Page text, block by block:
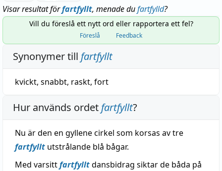
Visar resultat förfartfyllt, menade dufartfylld?
Vill du föreslå ett nytt ord eller rapportera ett fel?
Föreslå Feedback
Synonymer till fartfyllt
kvickt, snabbt, raskt, fort
Hur används ordet fartfyllt?
Nu är den en gyllene cirkel som korsas av tre
fartfyllt utstrålande blå bågar.
Med varsittfartfylltdansbidrag siktar de båda på